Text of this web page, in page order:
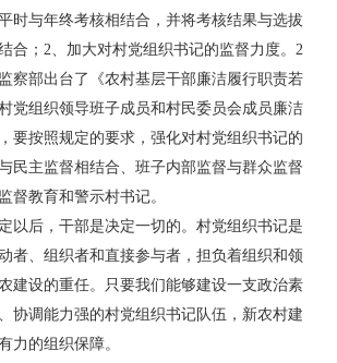
时与年终考核相结合，并将考核结果与选拔
合；2、加大对村党组织书记的监督力度。2
察部出台了《农村基层干部廉洁履行职责若
党组织领导班子成员和村民委员会成员廉洁
要按照规定的要求，强化对村党组织书记的
民主监督相结合、班子内部监督与群众监督
督教育和警示村书记。
后，干部是决定一切的。村党组织书记是
者、组织者和直接参与者，担负着组织和领
建设的重任。只要我们能够建设一支政治素
协调能力强的村党组织书记队伍，新农村建
力的组织保障。